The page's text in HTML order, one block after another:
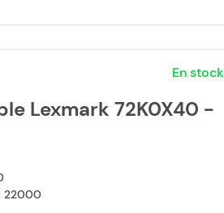
En stock
Lexmark 72K0X40 -
22000